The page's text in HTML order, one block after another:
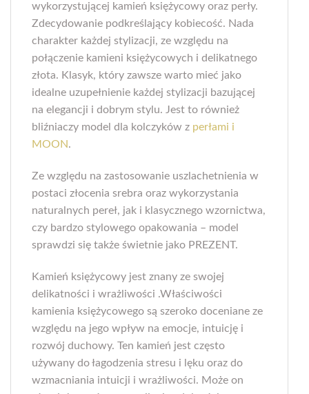
wykorzystującej kamień księżycowy oraz perły.
Zdecydowanie podkreślający kobiecość. Nada
charakter każdej stylizacji, ze względu na
połączenie kamieni księżycowych i delikatnego
złota. Klasyk, który zawsze warto mieć jako
idealne uzupełnienie każdej stylizacji bazującej
na elegancji i dobrym stylu. Jest to również
bliźniaczy model dla kolczyków z perłami i
MOON.
Ze względu na zastosowanie uszlachetnienia w
postaci złocenia srebra oraz wykorzystania
naturalnych pereł, jak i klasycznego wzornictwa,
czy bardzo stylowego opakowania – model
sprawdzi się także świetnie jako PREZENT.
Kamień księżycowy jest znany ze swojej
delikatności i wrażliwości .Właściwości
kamienia księżycowego są szeroko doceniane ze
względu na jego wpływ na emocje, intuicję i
rozwój duchowy. Ten kamień jest często
używany do łagodzenia stresu i lęku oraz do
wzmacniania intuicji i wrażliwości. Może on